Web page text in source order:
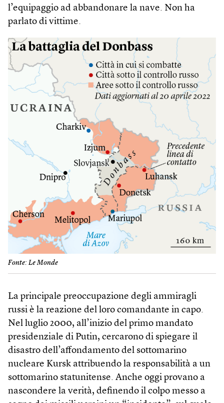
l’equipaggio ad abbandonare la nave. Non ha
parlato di vittime.
Fonte: Le Monde
La principale preoccupazione degli ammiragli
russi è la reazione del loro comandante in capo.
Nel luglio 2000, all’inizio del primo mandato
presidenziale di Putin, cercarono di spiegare il
disastro dell’affondamento del sottomarino
nucleare Kursk attribuendo la responsabilità a un
sottomarino statunitense. Anche oggi provano a
nascondere la verità, definendo il colpo messo a